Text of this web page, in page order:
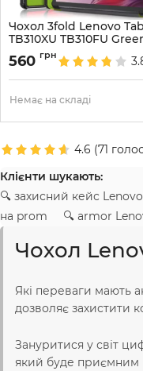
Чохол 3fold Lenovo
TB310XU TB310FU
Артикул:6972
560 грн
Немає на складі
4.6 (71
Клієнти шукають:
🔍 захисний кейс
на prom 🔍 armor
Чохол
Які переваги мають
дозволяє захистити
Зануритися у світ
який буде приємним